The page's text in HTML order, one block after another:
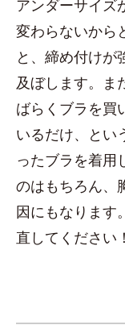
アンダーサイズ
変わらないから
と、締め付けが
及ぼします。ま
ばらくブラを買
いるだけ、とい
ったブラを着用
のはもちろん、
因にもなります
直してください！